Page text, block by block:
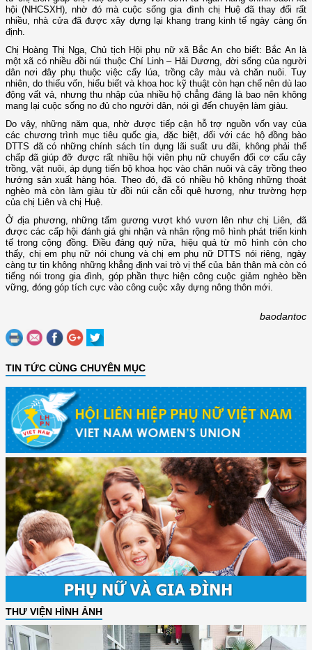
hội (NHCSXH), nhờ đó mà cuộc sống gia đình chị Huệ đã thay đổi rất
nhiều, nhà cửa đã được xây dựng lại khang trang kinh tế ngày càng ổn
định.
Chị Hoàng Thị Nga, Chủ tịch Hội phụ nữ xã Bắc An cho biết: Bắc An là
một xã có nhiều đồi núi thuộc Chí Linh – Hải Dương, đời sống của người
dân nơi đây phụ thuộc việc cấy lúa, trồng cây màu và chăn nuôi. Tuy
nhiên, do thiếu vốn, hiểu biết và khoa hoc kỹ thuật còn hạn chế nên dù lao
động vất vả, nhưng thu nhập của nhiều hộ chẳng đáng là bao nên không
mang lại cuộc sống no đủ cho người dân, nói gì đến chuyện làm giàu.
Do vậy, những năm qua, nhờ được tiếp cận hỗ trợ nguồn vốn vay của
các chương trình mục tiêu quốc gia, đặc biệt, đối với các hộ đồng bào
DTTS đã có những chính sách tín dụng lãi suất ưu đãi, không phải thế
chấp đã giúp đỡ được rất nhiều hội viên phụ nữ chuyển đổi cơ cấu cây
trồng, vật nuôi, áp dụng tiến bộ khoa học vào chăn nuôi và cây trồng theo
hướng sản xuất hàng hóa. Theo đó, đã có nhiều hộ không những thoát
nghèo mà còn làm giàu từ đồi núi cằn cỗi quê hương, như trường hợp
của chị Liên và chị Huệ.
Ở địa phương, những tấm gương vượt khó vươn lên như chị Liên, đã
được các cấp hội đánh giá ghi nhận và nhân rộng mô hình phát triển kinh
tế trong cộng đồng. Điều đáng quý nữa, hiệu quả từ mô hình còn cho
thấy, chị em phụ nữ nói chung và chị em phụ nữ DTTS nói riêng, ngày
càng tự tin không những khẳng định vai trò vị thế của bản thân mà còn có
tiếng nói trong gia đình, góp phần thực hiện công cuộc giảm nghèo bền
vững, đóng góp tích cực vào công cuộc xây dựng nông thôn mới.
baodantoc
TIN TỨC CÙNG CHUYÊN MỤC
THƯ VIỆN HÌNH ẢNH